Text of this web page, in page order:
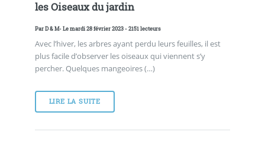
les Oiseaux du jardin
ParD & M- Le mardi 28 février 2023 - 2151 lecteurs
Avec l’hiver, les arbres ayant perdu leurs feuilles, il est
plus facile d’observer les oiseaux qui viennent s’y
percher. Quelques mangeoires (…)
LIRE LA SUITE